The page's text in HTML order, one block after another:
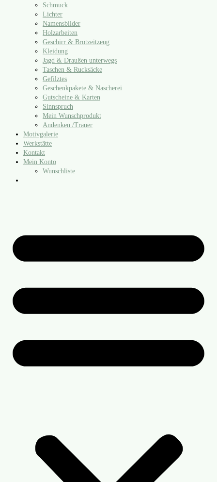
Schmuck
Lichter
Namensbilder
Holzarbeiten
Geschirr & Brotzeitzeug
Kleidung
Jagd & Draußen unterwegs
Taschen & Rucksäcke
Gefilztes
Geschenkpakete & Nascherei
Gutscheine & Karten
Sinnspruch
Mein Wunschprodukt
Andenken /​Trauer
Motivgalerie
Werkstätte
Kontakt
Mein Konto
Wunschliste